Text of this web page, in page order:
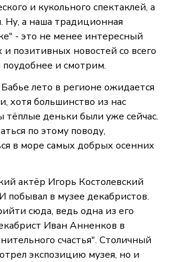
и кукольного спектаклей, а
Ну, а наша традиционная
- это не менее интересный
позитивных новостей со всего
поудобнее и смотрим.
лето в регионе ожидается
хотя большинство из нас
тёплые деньки были уже сейчас.
по этому поводу,
в море самых добрых осенних
актёр Игорь Костолевский
побывал в музее декабристов.
сюда, ведь одна из его
Иван Анненков в
счастья". Столичный
экспозицию музея, но и